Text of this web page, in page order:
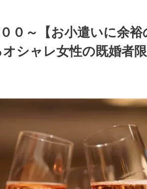
０～【お小遣いに余
シャレ女性の既婚者